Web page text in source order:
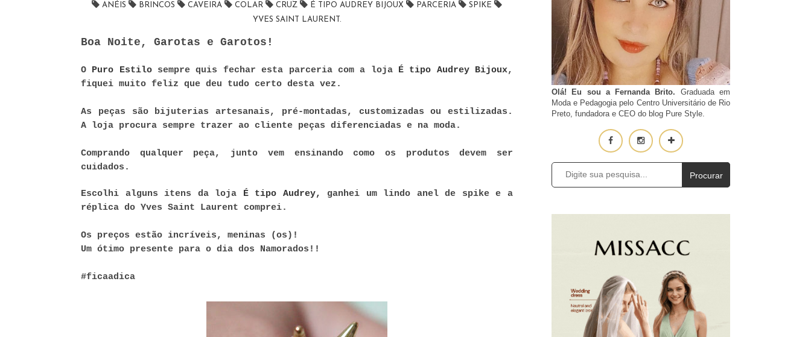
ANÉIS BRINCOS CAVEIRA COLAR CRUZ É TIPO AUDREY BIJOUX PARCERIA
SPIKE
YVES SAINT LAURENT.
Boa Noite, Garotas e Garotos!
O Puro Estilosempre quis fechar esta parceria com a loja É tipo Audrey Bijoux,
fiquei muito feliz que deu tudo certo desta vez.
As peças são bijuterias artesanais, pré-montadas, customizadas ou estilizadas.
A loja procura sempre trazer ao cliente peças diferenciadas e na moda.
Comprando qualquer peça, junto vem ensinando como os produtos devem ser
cuidados.
Escolhi alguns itens da loja É tipo Audrey,
ganhei um lindo anel de spike e a
réplica do Yves Saint Laurent comprei.
Os preços estão incríveis, meninas (os)!
Um ótimo presente para o dia dos Namorados!!
#ficaadica
Olá! Eu sou a Fernanda Brito. Graduada em
Moda e Pedagogia pelo Centro Universitário de Rio
Preto, fundadora e CEO do blog Pure Style.
Procurar